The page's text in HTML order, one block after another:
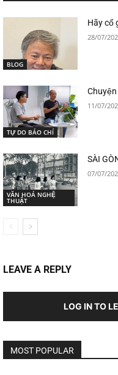
BLOG
Hãy cố
28/07/
TỰ DO BÁO CHÍ
11/07/
VĂN HOÁ NGHỆ
THUẬT
SÀI
07/07/
LEAVE A REPLY
LOG IN TO
MOST POPULAR